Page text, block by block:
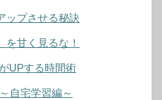
ップさせる秘訣
を甘く見るな！
UPする時間術
自宅学習編～